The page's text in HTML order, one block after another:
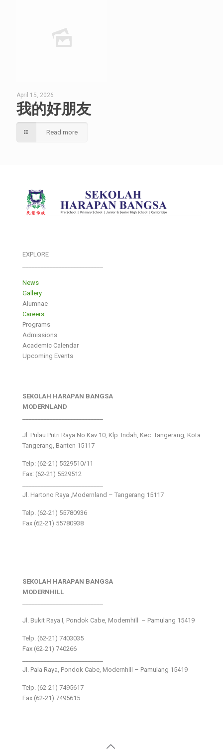
April 15, 2026
我的好朋友
Read more
EXPLORE
News
Gallery
Alumnae
Careers
Programs
Admissions
Academic Calendar
Upcoming Events
SEKOLAH HARAPAN BANGSA
MODERNLAND
Jl. Pulau Putri Raya No.Kav 10, Klp. Indah, Kec. Tangerang, Kota
Tangerang, Banten 15117
Telp: (62-21) 5529510/11
Fax: (62-21) 5529512
Jl. Hartono Raya ,Modernland – Tangerang 15117
Telp. (62-21) 55780936
Fax (62-21) 55780938
SEKOLAH HARAPAN BANGSA
MODERNHILL
Jl. Bukit Raya I, Pondok Cabe, Modernhill – Pamulang 15419
Telp. (62-21) 7403035
Fax (62-21) 740266
Jl. Pala Raya, Pondok Cabe, Modernhill – Pamulang 15419
Telp. (62-21) 7495617
Fax (62-21) 7495615